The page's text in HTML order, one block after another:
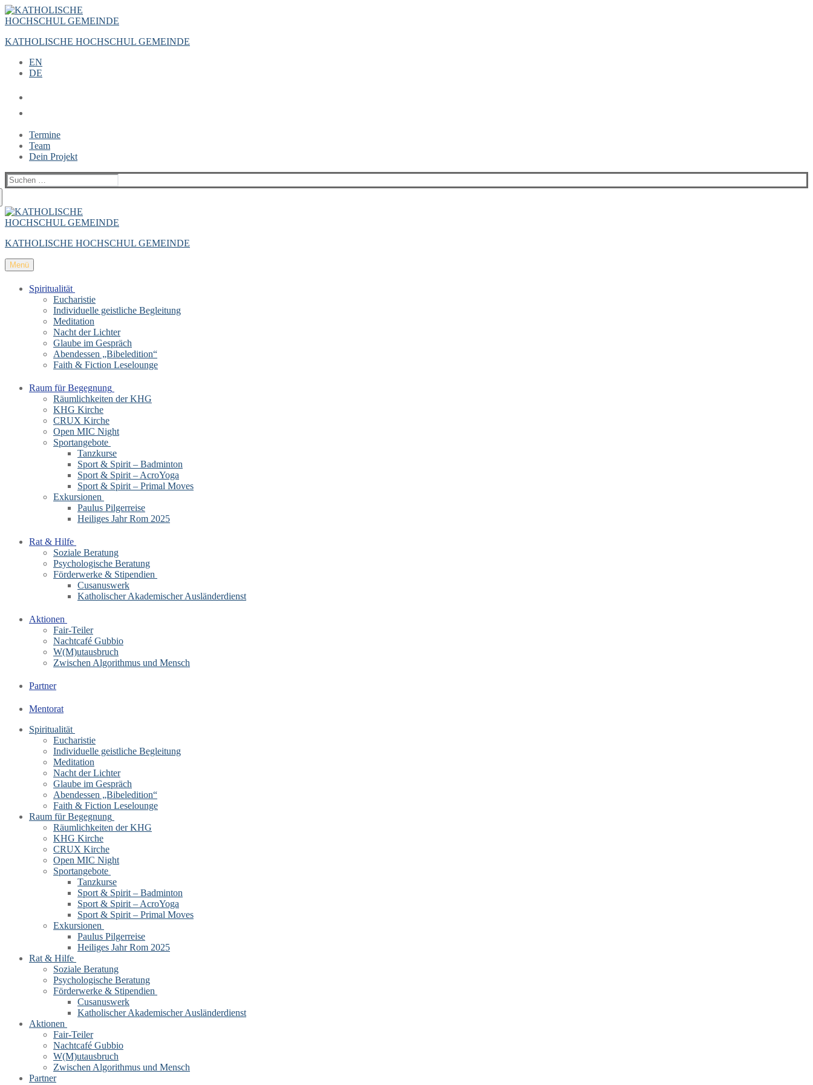
Zum
Inhalt
Menü
Schließen
KATHOLISCHE HOCHSCHUL GEMEINDE
EN
DE
Termine
Team
Dein Projekt
Suchen
nach:
KATHOLISCHE HOCHSCHUL GEMEINDE
Menü
Spiritualität
Eucharistie
Individuelle geistliche Begleitung
Meditation
Nacht der Lichter
Glaube im Gespräch
Abendessen „Bibeledition“
Faith & Fiction Leselounge
Raum für Begegnung
Räumlichkeiten der KHG
KHG Kirche
CRUX Kirche
Open MIC Night
Sportangebote
Tanzkurse
Sport & Spirit – Badminton
Sport & Spirit – AcroYoga
Sport & Spirit – Primal Moves
Exkursionen
Paulus Pilgerreise
Heiliges Jahr Rom 2025
Rat & Hilfe
Soziale Beratung
Psychologische Beratung
Förderwerke & Stipendien
Cusanuswerk
Katholischer Akademischer Ausländerdienst
Aktionen
Fair-Teiler
Nachtcafé Gubbio
W(M)utausbruch
Zwischen Algorithmus und Mensch
Partner
Mentorat
Spiritualität
Eucharistie
Individuelle geistliche Begleitung
Meditation
Nacht der Lichter
Glaube im Gespräch
Abendessen „Bibeledition“
Faith & Fiction Leselounge
Raum für Begegnung
Räumlichkeiten der KHG
KHG Kirche
CRUX Kirche
Open MIC Night
Sportangebote
Tanzkurse
Sport & Spirit – Badminton
Sport & Spirit – AcroYoga
Sport & Spirit – Primal Moves
Exkursionen
Paulus Pilgerreise
Heiliges Jahr Rom 2025
Rat & Hilfe
Soziale Beratung
Psychologische Beratung
Förderwerke & Stipendien
Cusanuswerk
Katholischer Akademischer Ausländerdienst
Aktionen
Fair-Teiler
Nachtcafé Gubbio
W(M)utausbruch
Zwischen Algorithmus und Mensch
Partner